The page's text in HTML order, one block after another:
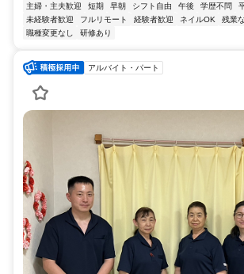
主婦・主夫歓迎
短期 早朝 シフト自由 午後 学歴不問
未経験者歓迎
フルリモート 経験者歓迎 ネイルOK 残業
職種変更なし
研修あり
アルバイト・パート